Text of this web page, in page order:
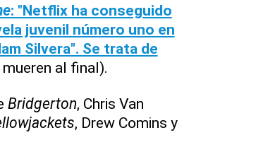
: "Netflix ha conseguido
juvenil número uno en
Silvera". Se trata de
al final).
Bridgerton, Chris Van
, Drew Comins y